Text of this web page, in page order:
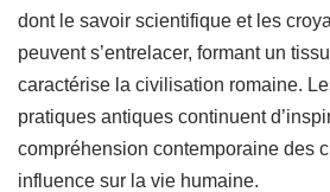
dont le savoir scientifique et les
peuvent s’entrelacer, formant un
caractérise la civilisation romaine.
pratiques antiques continuent
compréhension contemporaine des
influence sur la vie humaine.